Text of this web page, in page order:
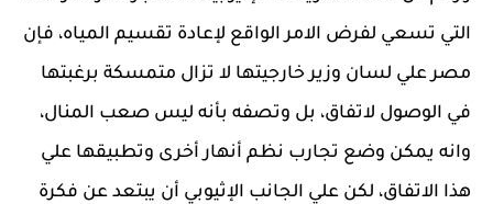
التي تسعي لفرض الامر الواقع لإعادة تقسيم المياه، فإن
مصر علي لسان وزير خارجيتها لا تزال متمسكة برغبتها
في الوصول لاتفاق، بل وتصفه بأنه ليس صعب المنال،
وانه يمكن وضع تجارب نظم أنهار أخرى وتطبيقها علي
هذا الاتفاق، لكن علي الجانب الإثيوبي أن يبتعد عن فكرة